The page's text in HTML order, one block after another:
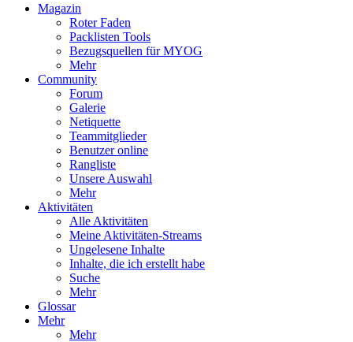
Magazin
Roter Faden
Packlisten Tools
Bezugsquellen für MYOG
Mehr
Community
Forum
Galerie
Netiquette
Teammitglieder
Benutzer online
Rangliste
Unsere Auswahl
Mehr
Aktivitäten
Alle Aktivitäten
Meine Aktivitäten-Streams
Ungelesene Inhalte
Inhalte, die ich erstellt habe
Suche
Mehr
Glossar
Mehr
Mehr